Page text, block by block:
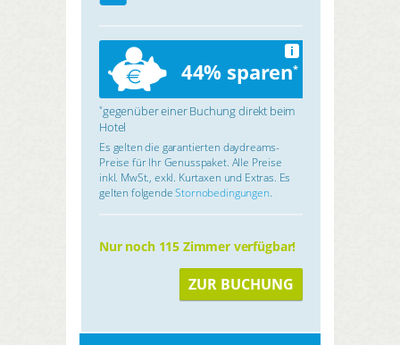
44% sparen*
i
*gegenüber einer Buchung direkt beim
Hotel
Es gelten die garantierten daydreams-
Preise für Ihr Genusspaket. Alle Preise
inkl. MwSt., exkl. Kurtaxen und Extras. Es
gelten folgendeStornobedingungen.
Nur noch 115 Zimmer verfügbar!
ZUR BUCHUNG